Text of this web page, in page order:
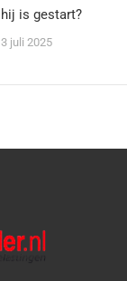
hij is gestart?
3 juli 2025